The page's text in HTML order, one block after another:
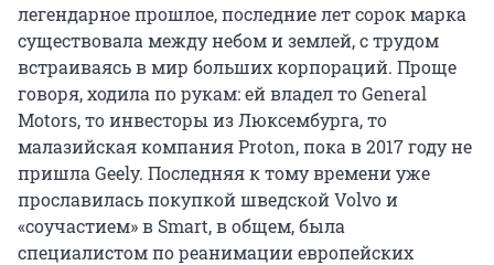
легендарное прошлое, последние лет сорок марка
существовала между небом и землей, с трудом
встраиваясь в мир больших корпораций. Проще
говоря, ходила по рукам: ей владел то General
Motors, то инвесторы из Люксембурга, то
малазийская компания Proton, пока в 2017 году не
пришла Geely. Последняя к тому времени уже
прославилась покупкой шведской Volvo и
«соучастием» в Smart, в общем, была
специалистом по реанимации европейских